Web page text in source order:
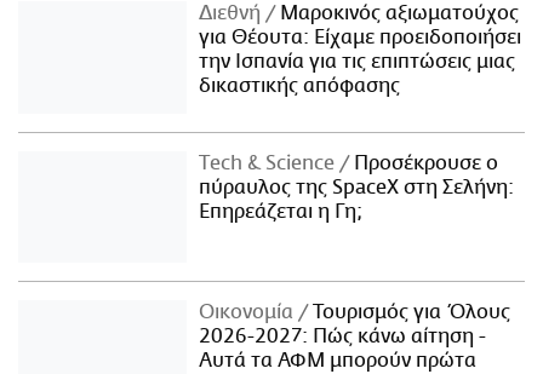
Διεθνή
Μαροκινός αξιωματούχος
για Θέουτα: Είχαμε προειδοποιήσει
την Ισπανία για τις επιπτώσεις μιας
δικαστικής απόφασης
Τech & Science
Προσέκρουσε ο
πύραυλος της SpaceX στη Σελήνη:
Επηρεάζεται η Γη;
Οικονομία
Τουρισμός για Όλους
2026-2027: Πώς κάνω αίτηση -
Αυτά τα ΑΦΜ μπορούν πρώτα